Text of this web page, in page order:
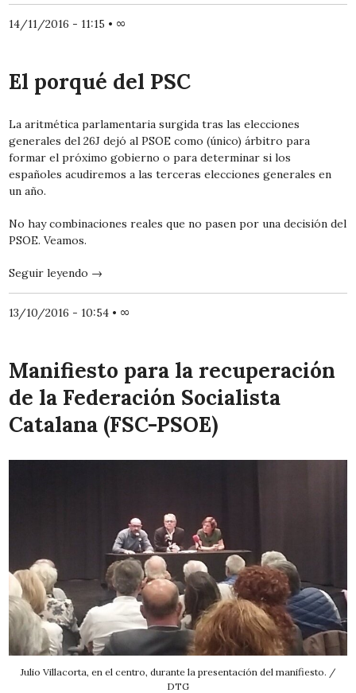
14/11/2016 - 11:15 • ∞
El porqué del PSC
La aritmética parlamentaria surgida tras las elecciones
generales del 26J dejó al PSOE como (único) árbitro para
formar el próximo gobierno o para determinar si los
españoles acudiremos a las terceras elecciones generales en
un año.
No hay combinaciones reales que no pasen por una decisión del
PSOE. Veamos.
Seguir leyendo →
13/10/2016 - 10:54 • ∞
Manifiesto para la recuperación
de la Federación Socialista
Catalana (FSC-PSOE)
Julio Villacorta, en el centro, durante la presentación del manifiesto. /
DTG